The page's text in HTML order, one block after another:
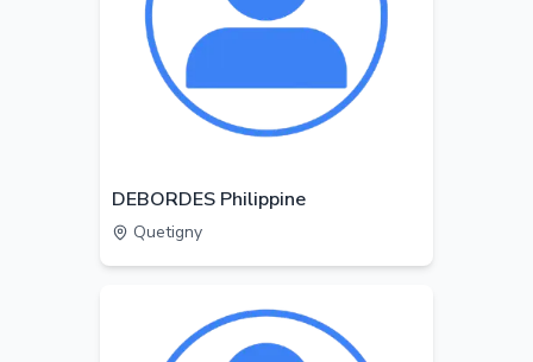
DEBORDES Philippine
Quetigny